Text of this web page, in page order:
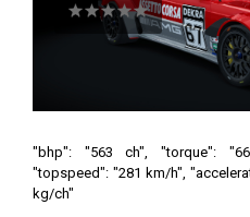
"bhp": "563 ch", "torque":
"topspeed": "281 km/h",
kg/ch"